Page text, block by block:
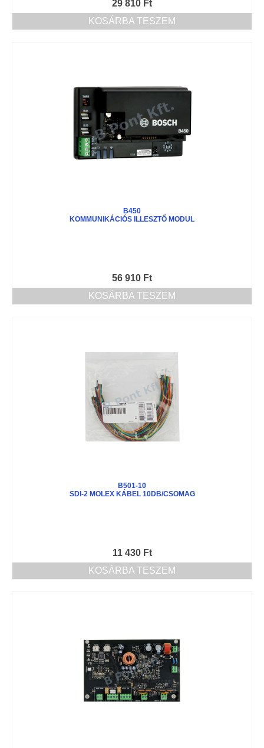
29 810 Ft
KOSÁRBA TESZEM
B450
KOMMUNIKÁCIÓS ILLESZTŐ MODUL
56 910 Ft
KOSÁRBA TESZEM
B501-10
SDI-2 MOLEX KÁBEL 10DB/CSOMAG
11 430 Ft
KOSÁRBA TESZEM